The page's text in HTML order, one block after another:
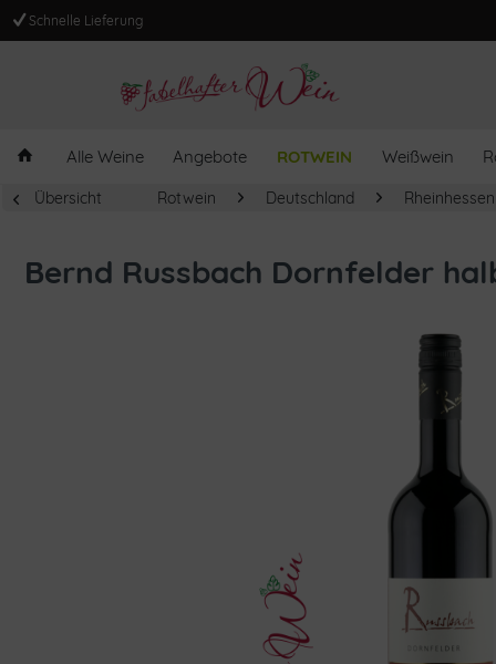
Schnelle Lieferung
Alle Weine Angebote ROTWEIN Weißwein
Übersicht Rotwein Deutschland Rheinhessen
Bernd Russbach Dornfelder